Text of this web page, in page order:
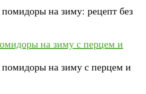
на зиму с перцем и